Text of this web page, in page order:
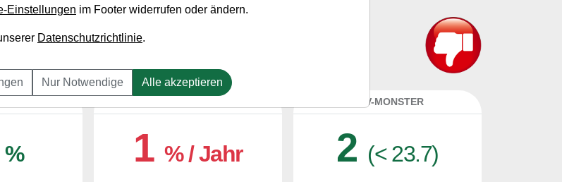
geeignet?
% 1% / Jahr
KUV-MONSTER
2 (< 23.7)
Einstellungen im Footer widerrufen oder ändern.
Datenschutzrichtlinie.
Nur Notwendige Alle akzeptieren